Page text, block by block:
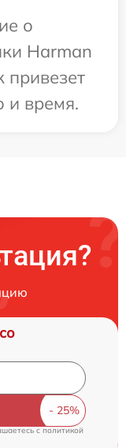
о
Harman
привезет
и время.
cполитикой